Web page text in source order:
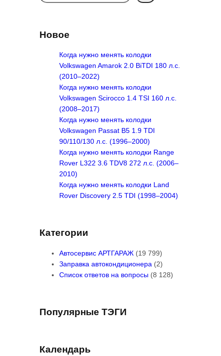
e
c
Новое
Когда нужно менять колодки
Volkswagen Amarok 2.0 BiTDI 180 л.с.
(2010–2022)
Когда нужно менять колодки
Volkswagen Scirocco 1.4 TSI 160 л.с.
(2008–2017)
Когда нужно менять колодки
Volkswagen Passat B5 1.9 TDI
90/110/130 л.с. (1996–2000)
Когда нужно менять колодки Range
Rover L322 3.6 TDV8 272 л.с. (2006–
2010)
Когда нужно менять колодки Land
Rover Discovery 2.5 TDI (1998–2004)
Категории
Автосервис АРТГАРАЖ (19 799)
Заправка автокондиционера (2)
Список ответов на вопросы (8 128)
Популярные ТЭГИ
Календарь